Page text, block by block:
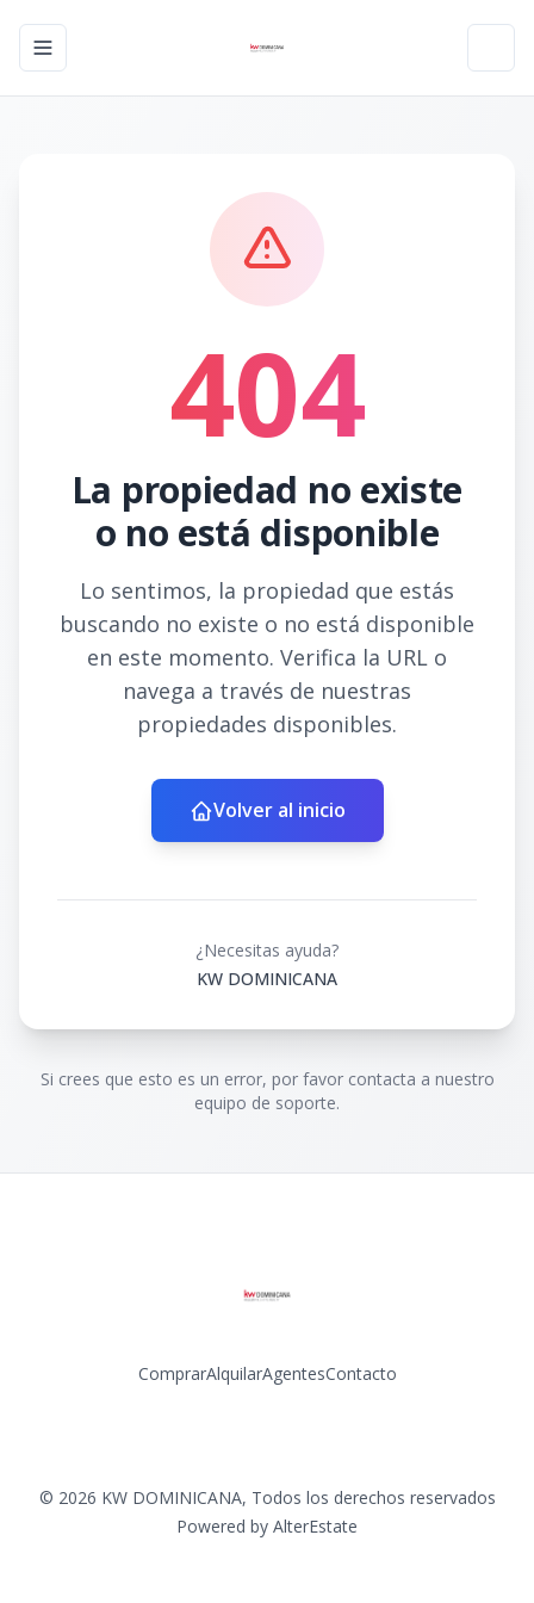
Toggle navigation menu
404
La propiedad no existe
o no está disponible
Lo sentimos, la propiedad que estás
buscando no existe o no está disponible
en este momento. Verifica la URL o
navega a través de nuestras
propiedades disponibles.
Volver al inicio
¿Necesitas ayuda?
KW DOMINICANA
Si crees que esto es un error, por favor contacta a nuestro
equipo de soporte.
ComprarAlquilarAgentesContacto
© 2026 KW DOMINICANA, Todos los derechos reservados
Powered by AlterEstate